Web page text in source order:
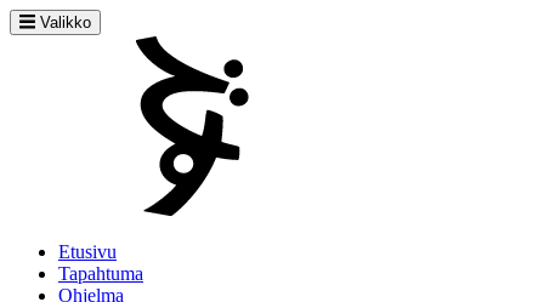
Valikko
Etusivu
Tapahtuma
Ohjelma